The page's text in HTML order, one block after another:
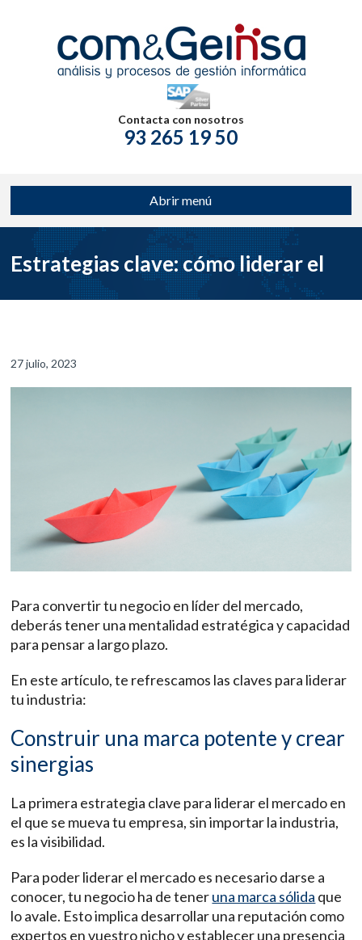
Contacta con nosotros
93 265 19 50
Abrir menú
Estrategias clave: cómo liderar el
27 julio, 2023
Para convertir tu negocio en líder del mercado,
deberás tener una mentalidad estratégica y capacidad
para pensar a largo plazo.
En este artículo, te refrescamos las claves para liderar
tu industria:
Construir una marca potente y crear
sinergias
La primera estrategia clave para liderar el mercado en
el que se mueva tu empresa, sin importar la industria,
es la visibilidad.
Para poder liderar el mercado es necesario darse a
conocer, tu negocio ha de teneruna marca sólida que
lo avale. Esto implica desarrollar una reputación como
expertos en vuestro nicho y establecer una presencia